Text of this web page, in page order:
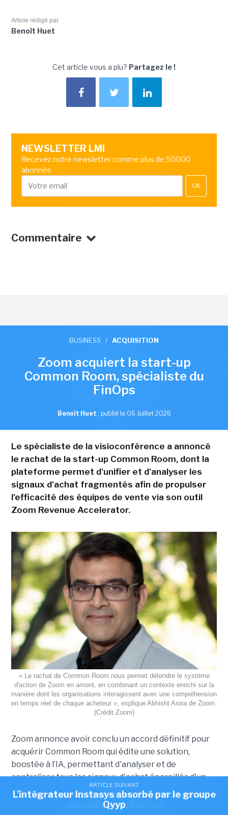
Article rédigé par
Benoît Huet
Cet article vous a plu? Partagez le !
NEWSLETTER LMI
Recevez notre newsletter comme plus de 50000
abonnés
OK
Commentaire
ARTICLE SUIVANT
Zoom acquiert la start-up Common Room,
spécialiste du FinOps
BUSINESS / ACQUISITION
Zoom acquiert la start-up
Common Room, spécialiste du
FinOps
Benoît Huet , publié le 06 Juillet 2026
Le spécialiste de la visioconférence a annoncé
le rachat de la start-up Common Room, dont la
plateforme permet d'unifier et d'analyser les
signaux d'achat fragmentés afin de propulser
l'efficacité des équipes de vente via son outil
Zoom Revenue Accelerator.
« Le rachat de Common Room nous permet détendre le système
d'action de Zoom en amont, en combinant un contexte enrichi sur la
manière dont les organisations interagissent avec une compréhension
en temps réel de chaque acheteur », explique Abhisht Arora de Zoom.
(Crédit Zoom)
Zoom annonce avoir conclu un accord définitif pour
acquérir Common Room qui édite une solution,
boostée à l’IA, permettant d'analyser et de
centraliser tous les signaux d'achat éparpillés d'un
client (systèmes CRM, données sur l’utilisation des
produits, outils marketing et d’engagement). «
ARTICLE SUIVANT
L'intégrateur Instasys absorbé par le groupe
Qyyp